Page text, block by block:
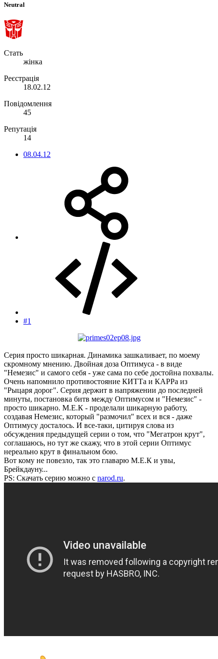
Neutral
Стать
жінка
Реєстрація
18.02.12
Повідомлення
45
Репутація
14
08.04.12
#1
Серия просто шикарная. Динамика зашкаливает, по моему
скромному мнению. Двойная доза Оптимуса - в виде
"Немезис" и самого себя - уже сама по себе достойна похвалы.
Очень напомнило противостояние КИТТа и КАРРа из
"Рыцаря дорог". Серия держит в напряжении до последней
минуты, постановка битв между Оптимусом и "Немезис" -
просто шикарно. М.Е.К - проделали шикарную работу,
создавая Немезис, который "размочил" всех и вся - даже
Оптимусу досталось. И все-таки, цитируя слова из
обсуждения предыдущей серии о том, что "Мегатрон крут",
соглашаюсь, но тут же скажу, что в этой серии Оптимус
нереально крут в финальном бою.
Вот кому не повезло, так это главарю М.Е.К и увы,
Брейкдауну...
PS: Скачать серию можно с narod.ru.